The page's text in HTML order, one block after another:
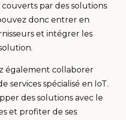
par des solutions
donc entrer en
et intégrer les
également collaborer
services spécialisé en IoT.
des solutions avec le
et profiter de ses